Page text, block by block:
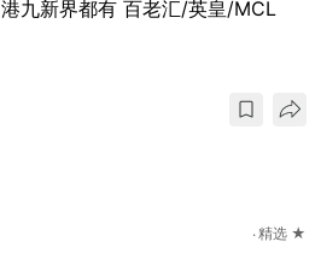
港九新界都有 百老汇/英皇/MCL
精选 ★